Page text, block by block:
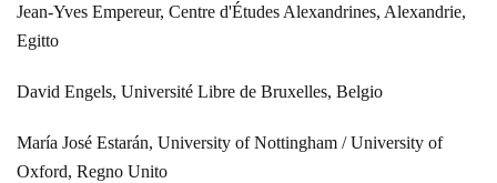
Jean-Yves Empereur, Centre d'Études Alexandrines, Alexandrie,
Egitto
David Engels, Université Libre de Bruxelles, Belgio
María José Estarán, University of Nottingham / University of
Oxford, Regno Unito